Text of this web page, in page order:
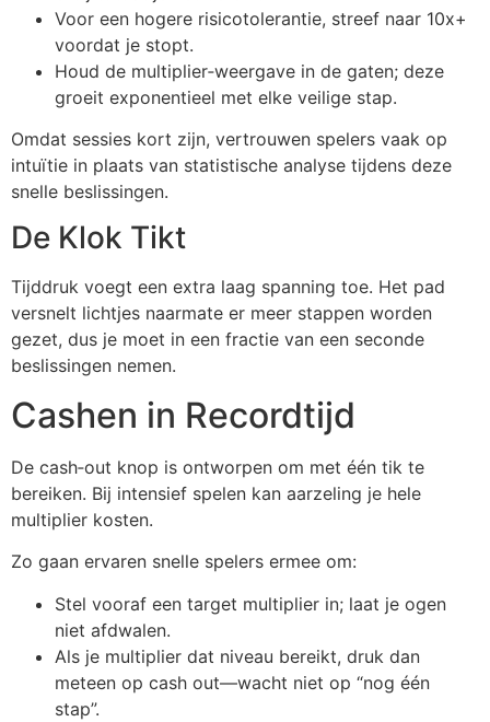
Voor een hogere risicotolerantie, streef naar 10x+
voordat je stopt.
Houd de multiplier‑weergave in de gaten; deze
groeit exponentieel met elke veilige stap.
Omdat sessies kort zijn, vertrouwen spelers vaak op
intuïtie in plaats van statistische analyse tijdens deze
snelle beslissingen.
De Klok Tikt
Tijddruk voegt een extra laag spanning toe. Het pad
versnelt lichtjes naarmate er meer stappen worden
gezet, dus je moet in een fractie van een seconde
beslissingen nemen.
Cashen in Recordtijd
De cash‑out knop is ontworpen om met één tik te
bereiken. Bij intensief spelen kan aarzeling je hele
multiplier kosten.
Zo gaan ervaren snelle spelers ermee om:
Stel vooraf een target multiplier in; laat je ogen
niet afdwalen.
Als je multiplier dat niveau bereikt, druk dan
meteen op cash out—wacht niet op “nog één
stap”.